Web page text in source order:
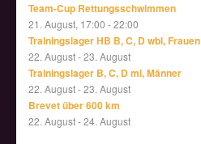
Team-Cup Rettungsschwimmen
21. August, 17:00 -22:00
Trainingslager HB B, C, D wbl, Frauen
22. August-23. August
Trainingslager B, C, D ml, Männer
22. August-23. August
Brevet über 600 km
22. August-24. August